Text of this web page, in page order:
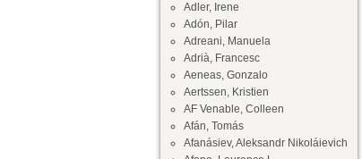
Adler, Irene
Adón, Pilar
Adreani, Manuela
Adrià, Francesc
Aeneas, Gonzalo
Aertssen, Kristien
AF Venable, Colleen
Afán, Tomás
Afanásiev, Aleksandr Nikoláievich